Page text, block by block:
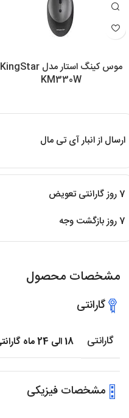
موس کینگ استار مدل KingStar
KM330W
ارسال از انبار آی تی مال
7 روز گارانتی تعویض
7 روز بازگشت وجه
مشخصات محصول
گارانتی
گارانتی 18 الی 24 ماه گارانتی (سازگار، حامی، آواژنگ)
مشخصات فیزیکی